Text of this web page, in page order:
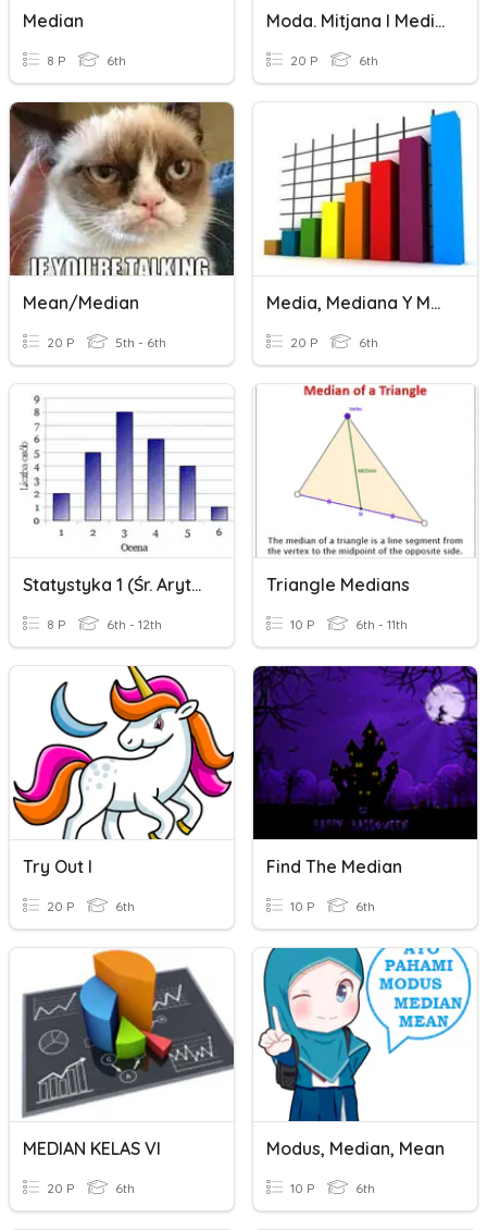
Median
8 P 6th
Moda. Mitjana I Mediana
20 P 6th
Mean/Median
20 P 5th - 6th
Media, Mediana Y Moda
20 P 6th
Statystyka 1 (śr. Arytm. I Waż., Mediana, Dominanta)
8 P 6th - 12th
Triangle Medians
10 P 6th - 11th
Try Out I
20 P 6th
Find The Median
10 P 6th
MEDIAN KELAS VI
20 P 6th
Modus, Median, Mean
10 P 6th